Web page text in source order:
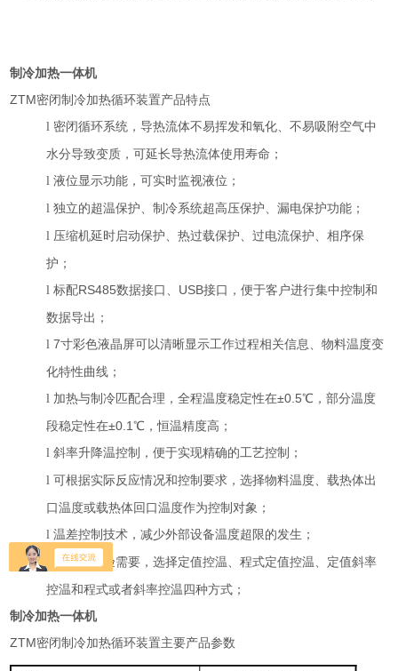
制冷加热一体机
ZTM密闭制冷加热循环装置产品特点
l 密闭循环系统，导热流体不易挥发和氧化、不易吸附空气中
水分导致变质，可延长导热流体使用寿命；
l 液位显示功能，可实时监视液位；
l 独立的超温保护、制冷系统超高压保护、漏电保护功能；
l 压缩机延时启动保护、热过载保护、过电流保护、相序保
护；
l 标配RS485数据接口、 USB接口，便于客户进行集中控制和
数据导出；
l 7寸彩色液晶屏可以清晰显示工作过程相关信息、物料温度变
化特性曲线；
l 加热与制冷匹配合理，全程温度稳定性在±0.5℃，部分温度
段稳定性在±0.1℃，恒温精度高；
l 斜率升降温控制，便于实现精确的工艺控制；
l 可根据实际反应情况和控制要求，选择物料温度、载热体出
口温度或载热体回口温度作为控制对象；
l 温差控制技术，减少外部设备温度超限的发生；
可根据实验需要，选择定值控温、程式定值控温、定值斜率
控温和程式或者斜率控温四种方式；
制冷加热一体机
ZTM密闭制冷加热循环装置主要产品参数